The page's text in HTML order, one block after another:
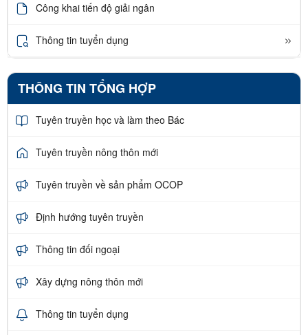
Công khai tiến độ giải ngân
Thông tin tuyển dụng
THÔNG TIN TỔNG HỢP
Tuyên truyền học và làm theo Bác
Tuyên truyền nông thôn mới
Tuyên truyền về sản phẩm OCOP
Định hướng tuyên truyền
Thông tin đối ngoại
Xây dựng nông thôn mới
Thông tin tuyển dụng